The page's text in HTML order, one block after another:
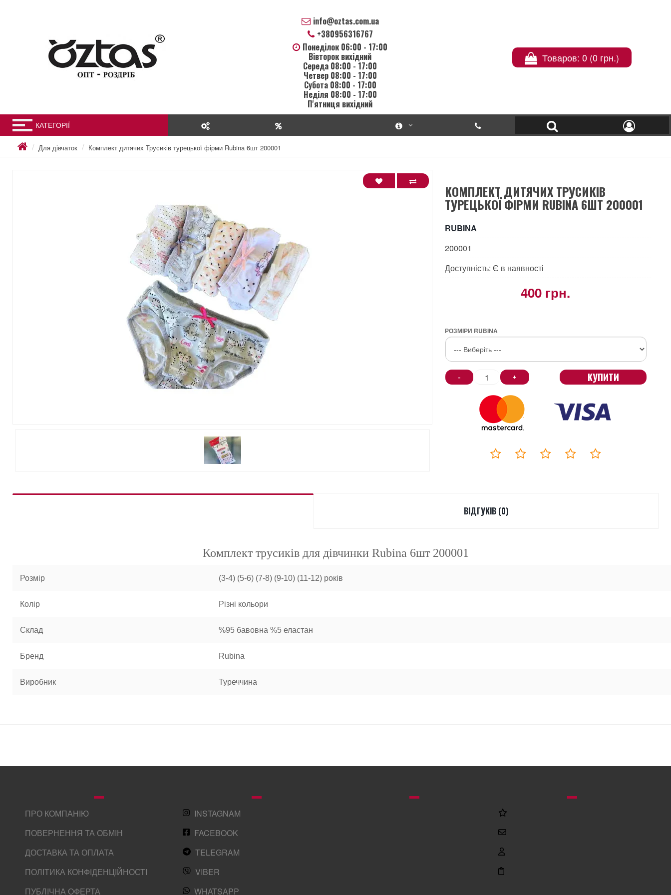
info@oztas.com.ua
+380956316767
Понеділок 06:00 - 17:00
Вівторок вихідний
Середа 08:00 - 17:00
Четвер 08:00 - 17:00
Субота 08:00 - 17:00
Неділя 08:00 - 17:00
П'ятниця вихідний
Товаров: 0 (0 грн.)
КАТЕГОРІЇ
Для дівчаток Комплект дитячих Трусиків турецької фірми Rubina 6шт 200001
КОМПЛЕКТ ДИТЯЧИХ ТРУСИКІВ
ТУРЕЦЬКОЇ ФІРМИ RUBINA 6ШТ 200001
RUBINA
200001
Доступність: Є в наявності
400 грн.
РОЗМІРИ RUBINA
- + КУПИТИ
ВІДГУКІВ (0)
Комплект трусиків для дівчинки Rubina 6шт 200001
Розмір (3-4) (5-6) (7-8) (9-10) (11-12) років
Колір Різні кольори
Склад %95 бавовна %5 еластан
Бренд Rubina
Виробник Туреччина
ПРО КОМПАНІЮ
ПОВЕРНЕННЯ ТА ОБМІН
ДОСТАВКА ТА ОПЛАТА
ПОЛІТИКА КОНФІДЕНЦІЙНОСТІ
ПУБЛІЧНА ОФЕРТА
INSTAGNAM
FACEBOOK
TELEGRAM
VIBER
WHATSAPP